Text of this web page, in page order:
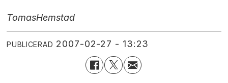
TomasHemstad
PUBLICERAD 2007-02-27 - 13:23